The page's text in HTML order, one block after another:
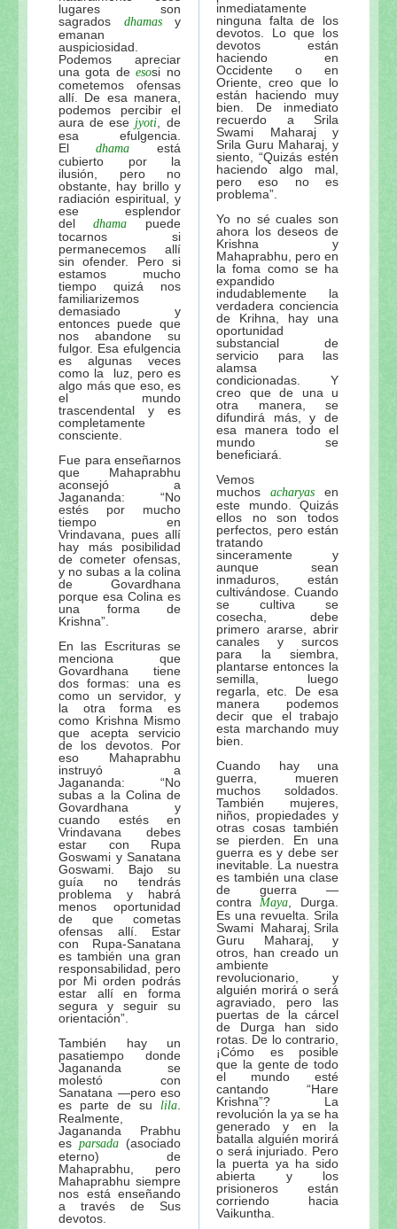
lugares son
sagrados dhamas y
emanan
auspiciosidad.
Podemos apreciar
una gota de esosi no
cometemos ofensas
allí. De esa manera,
podemos percibir el
aura de ese jyoti , de
esa efulgencia.
El dhama está
cubierto por la
ilusión, pero no
obstante, hay brillo y
radiación espiritual, y
ese esplendor
del dhama puede
tocarnos si
permanecemos allí
sin ofender. Pero si
estamos mucho
tiempo quizá nos
familiarizemos
demasiado y
entonces puede que
nos abandone su
fulgor. Esa efulgencia
es algunas veces
como la luz, pero es
algo más que eso, es
el mundo
trascendental y es
completamente
consciente.
Fue para enseñarnos
que Mahaprabhu
aconsejó a
Jagananda: “No
estés por mucho
tiempo en
Vrindavana, pues allí
hay más posibilidad
de cometer ofensas,
y no subas a la colina
de Govardhana
porque esa Colina es
una forma de
Krishna”.
En las Escrituras se
menciona que
Govardhana tiene
dos formas: una es
como un servidor, y
la otra forma es
como Krishna Mismo
que acepta servicio
de los devotos. Por
eso Mahaprabhu
instruyó a
Jagananda: “No
subas a la Colina de
Govardhana y
cuando estés en
Vrindavana debes
estar con Rupa
Goswami y Sanatana
Goswami. Bajo su
guía no tendrás
problema y habrá
menos oportunidad
de que cometas
ofensas allí. Estar
con Rupa-Sanatana
es también una gran
responsabilidad, pero
por Mi orden podrás
estar allí en forma
segura y seguir su
orientación”.
También hay un
pasatiempo donde
Jagananda se
molestó con
Sanatana —pero eso
es parte de su lila
Realmente,
Jagananda Prabhu
es parsada (asociado
eterno) de
Mahaprabhu, pero
Mahaprabhu siempre
nos está enseñando
a través de Sus
devotos.
inmediatamente
ninguna falta de los
devotos. Lo que los
devotos están
haciendo en
Occidente o en
Oriente, creo que lo
están haciendo muy
bien. De inmediato
recuerdo a Srila
Swami Maharaj y
Srila Guru Maharaj, y
siento, “Quizás estén
haciendo algo mal,
pero eso no es
problema”.
Yo no sé cuales son
ahora los deseos de
Krishna y
Mahaprabhu, pero en
la foma como se ha
expandido
indudablemente la
verdadera conciencia
de Krihna, hay una
oportunidad
substancial de
servicio para las
alamsa
condicionadas. Y
creo que de una u
otra manera, se
difundirá más, y de
esa manera todo el
mundo se
beneficiará.
Vemos
muchos acharyas en
este mundo. Quizás
ellos no son todos
perfectos, pero están
tratando
sinceramente y
aunque sean
inmaduros, están
cultivándose. Cuando
se cultiva se
cosecha, debe
primero ararse, abrir
canales y surcos
para la siembra,
plantarse entonces la
semilla, luego
regarla, etc. De esa
manera podemos
decir que el trabajo
esta marchando muy
bien.
Cuando hay una
guerra, mueren
muchos soldados.
También mujeres,
niños, propiedades y
otras cosas también
se pierden. En una
guerra es y debe ser
inevitable. La nuestra
es también una clase
de guerra —
contra Maya , Durga.
Es una revuelta. Srila
Swami Maharaj, Srila
Guru Maharaj, y
otros, han creado un
ambiente
revolucionario, y
alguién morirá o será
agraviado, pero las
puertas de la cárcel
de Durga han sido
rotas. De lo contrario,
¡Cómo es posible
que la gente de todo
el mundo esté
cantando “Hare
Krishna”? La
revolución la ya se ha
generado y en la
batalla alguién morirá
o será injuriado. Pero
la puerta ya ha sido
abierta y los
prisioneros están
corriendo hacia
Vaikuntha.